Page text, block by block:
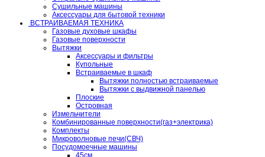
Сушильные машины
Аксессуары для бытовой техники
ВСТРАИВАЕМАЯ ТЕХНИКА
Газовые духовые шкафы
Газовые поверхности
Вытяжки
Аксессуары и фильтры
Купольные
Встраиваемые в шкаф
Вытяжки полностью встраиваемые
Вытяжки с выдвижной панелью
Плоские
Островная
Измельчители
Комбинированные поверхности(газ+электрика)
Комплекты
Микроволновые печи(СВЧ)
Посудомоечные машины
45см